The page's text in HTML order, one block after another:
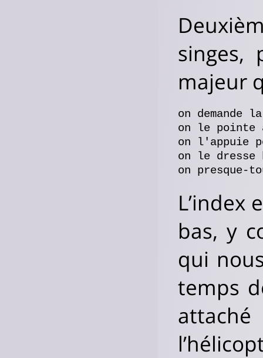
majeur
on
on le pointe
on l'appuie
on le dresse
L’index
bas, y
qui
temps